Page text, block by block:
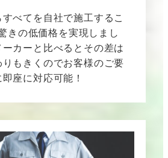
べてを自社で施工するこ
きの低価格を実現しまし
カーと比べるとその差は
もきくのでお客様のご要
座に対応可能！